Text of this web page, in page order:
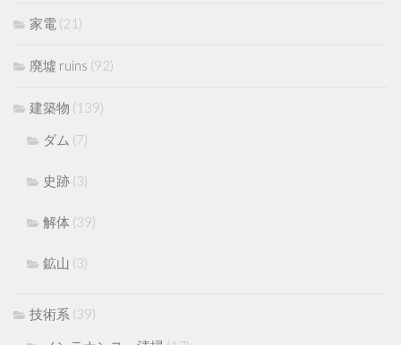
家電 (21)
廃墟 ruins (92)
建築物 (139)
ダム (7)
史跡 (3)
解体 (39)
鉱山 (3)
技術系 (39)